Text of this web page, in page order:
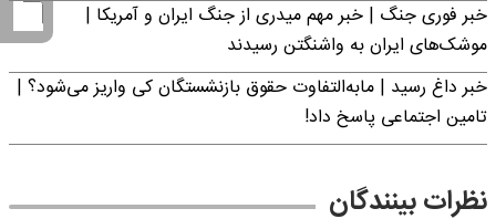
خبر فوری جنگ | خبر مهم میدری از جنگ ایران و آمریکا |
موشک‌های ایران به واشنگتن رسیدند
خبر داغ رسید | مابه‌التفاوت حقوق بازنشستگان کی واریز می‌شود؟ |
تامین اجتماعی پاسخ داد!
نظرات بینندگان